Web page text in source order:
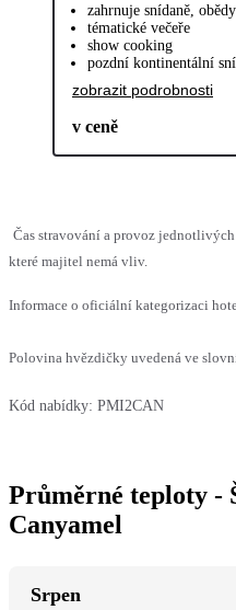
zahrnuje snídaně,
tématické večeře
show cooking
pozdní kontinentální
zobrazit podrobnosti
v ceně
Čas stravování a provoz
které majitel nemá vliv.
Informace o oficiální kategorizaci
Polovina hvězdičky uvedená ve
Kód nabídky: PMI2CAN
Průměrné teploty -
Canyamel
Srpen